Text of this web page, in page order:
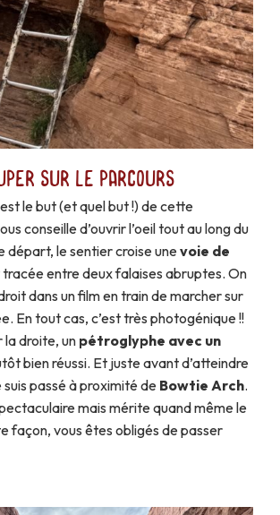
sur le parcours
le but (et quel but !) de cette
conseille d’ouvrir l’oeil tout au long du
départ, le sentier croise unevoie de
tracée entre deux falaises abruptes. On
dans un film en train de marcher sur
En tout cas, c’est très photogénique !!
la droite, unpétroglyphe avec un
bien réussi. Et juste avant d’atteindre
passé à proximité de Bowtie Arch.
mais mérite quand même le
façon, vous êtes obligés de passer